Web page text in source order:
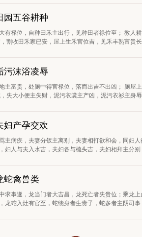
园五谷耕种
有禄位，自种田禾主出行，见种田者禄位至； 教人
割收田禾家已安，屋上生禾官位吉，见禾丰熟富贵
污沫浴凌辱
主富贵，处厕中得官禄位，落而出吉不出凶； 厕屋
失大小便主失财，泥污衣裳主产凶，泥污衣衫主身
妇产孕交欢
主病疾，夫妻分钗主离别，夫妻相打欲和会，同妇
妇人与夫入水吉，夫妇各与梳头吉，夫妇相拜主分
蛇禽兽类
求事遂，龙当门者大吉昌，龙死亡者失贵位；乘龙
龙蛇入灶有官至，蛇绕身者生贵子，蛇多者主阴司